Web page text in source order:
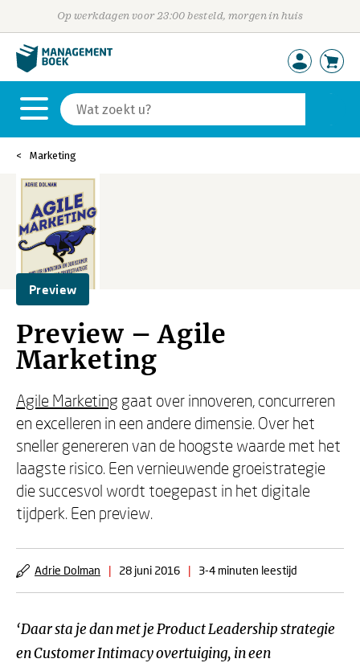
Op werkdagen voor 23:00 besteld, morgen in huis
Marketing
Preview
Preview – Agile
Marketing
Agile Marketing gaat over innoveren, concurreren
en excelleren in een andere dimensie. Over het
sneller genereren van de hoogste waarde met het
laagste risico. Een vernieuwende groeistrategie
die succesvol wordt toegepast in het digitale
tijdperk. Een preview.
Adrie Dolman | 28 juni 2016 | 3-4 minuten leestijd
‘Daar sta je dan met je Product Leadership strategie
en Customer Intimacy overtuiging, in een